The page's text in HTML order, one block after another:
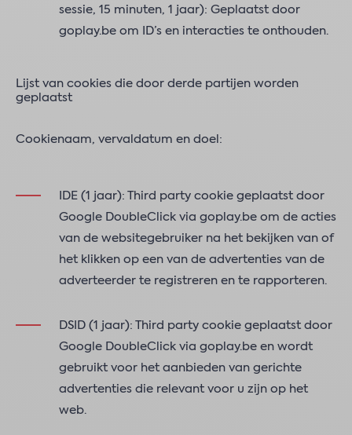
sessie, 15 minuten, 1 jaar): Geplaatst door
goplay.be om ID’s en interacties te onthouden.
Lijst van cookies die door derde partijen worden
geplaatst
Cookienaam, vervaldatum en doel:
IDE (1 jaar): Third party cookie geplaatst door
Google DoubleClick via goplay.be om de acties
van de websitegebruiker na het bekijken van of
het klikken op een van de advertenties van de
adverteerder te registreren en te rapporteren.
DSID (1 jaar): Third party cookie geplaatst door
Google DoubleClick via goplay.be en wordt
gebruikt voor het aanbieden van gerichte
advertenties die relevant voor u zijn op het
web.